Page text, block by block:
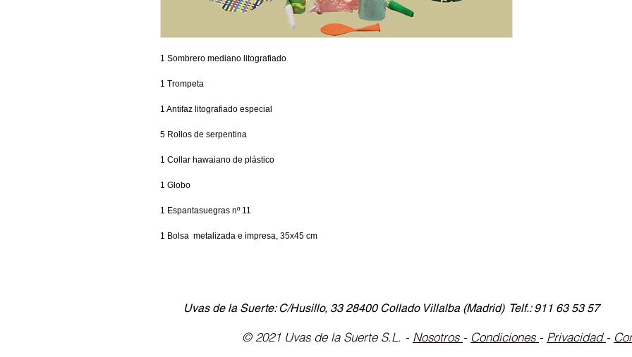
1 Sombrero mediano litografiado
1 Trompeta
1 Antifaz litografiado especial
5 Rollos de serpentina
1 Collar hawaiano de plástico
1 Globo
1 Espantasuegras nº 11
1 Bolsa  metalizada e impresa, 35x45 cm
Uvas de la Suerte: C/Husillo, 33 28400 Collado Villalba (Madrid) Telf.: 911 63 53 57
© 2021 Uvas de la Suerte S.L. - Nosotros - Condiciones - Privacidad-